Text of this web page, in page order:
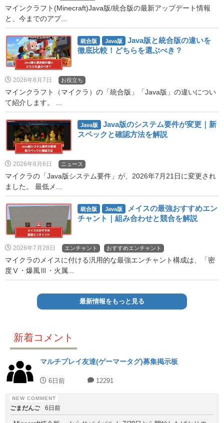
マインクラフト(Minecraft)Java版/統合版の最新アップデート情報
と、今までのアプ...
統合版 Java版
Java版と統合版の違いを
徹底比較！どちらを選ぶべき？
2026年8月7日 お役立ち
マインクラフト（マイクラ）の「統合版」「Java版」の違いについ
て紹介します。 ...
Java版
Java版のシステム要件が変更｜新
スペックと確認方法を解説
2026年8月6日 ニュース
マイクラの「Java版システム要件」が、2026年7月21日に変更され
ました。 最低メ...
統合版 Java版
メイスの最強おすすめエン
チャント｜組み合わせと競合を解説
2026年7月28日 エンチャント おすすめエンチャント
マイクラのメイスに付ける汎用的な最強エンチャント構成は、「密
度Ⅴ・爆風Ⅲ・火属...
最新情報をもっと見る
新着コメント
マルチプレイ友達(ゲーマータグ)募集掲示板
6日前 12291
ごまだんご 6日前